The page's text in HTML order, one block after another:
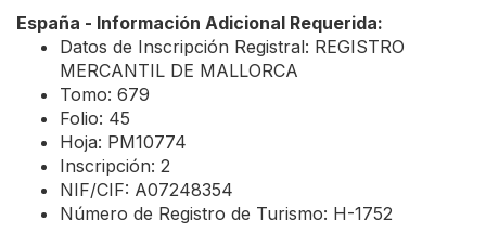
España - Información Adicional Requerida:
Datos de Inscripción Registral: REGISTRO
MERCANTIL DE MALLORCA
Tomo: 679
Folio: 45
Hoja: PM10774
Inscripción: 2
NIF/CIF: A07248354
Número de Registro de Turismo: H-1752